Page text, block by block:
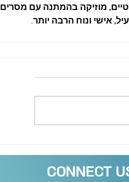
מוזיקה בהמתנה עם מסרים
אישי ונוח הרבה יותר.